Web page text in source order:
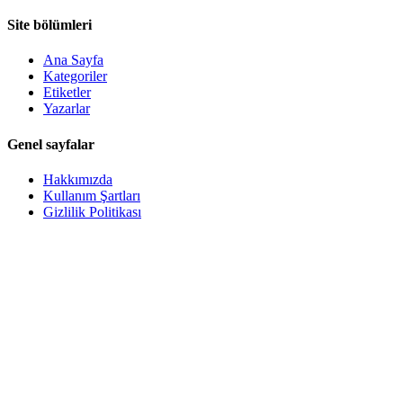
Site bölümleri
Ana Sayfa
Kategoriler
Etiketler
Yazarlar
Genel sayfalar
Hakkımızda
Kullanım Şartları
Gizlilik Politikası